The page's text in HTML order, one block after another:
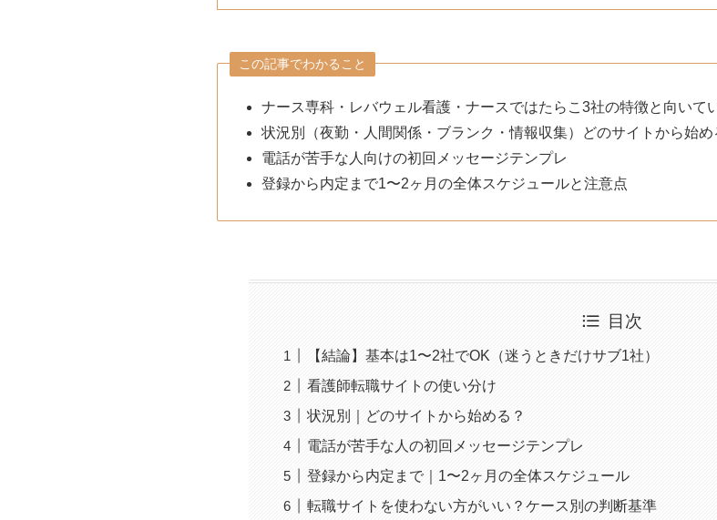
この記事でわかること
ナース専科・レバウェル看護・ナースではたらこ3社の特徴と向いて
状況別（夜勤・人間関係・ブランク・情報収集）どのサイトから始め
電話が苦手な人向けの初回メッセージテンプレ
登録から内定まで1〜2ヶ月の全体スケジュールと注意点
目次
【結論】基本は1〜2社でOK（迷うときだけサブ1社）
看護師転職サイトの使い分け
状況別｜どのサイトから始める？
電話が苦手な人の初回メッセージテンプレ
登録から内定まで｜1〜2ヶ月の全体スケジュール
転職サイトを使わない方がいい？ケース別の判断基準